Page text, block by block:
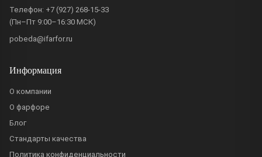
Телефон: +7 (927) 268-15-33
(Пн–Пт 9:00–16:30 МСК)
pobeda@ifarfor.ru
Информация
О компании
О фарфоре
Блог
Стандарты качества
Политика конфиденциальности